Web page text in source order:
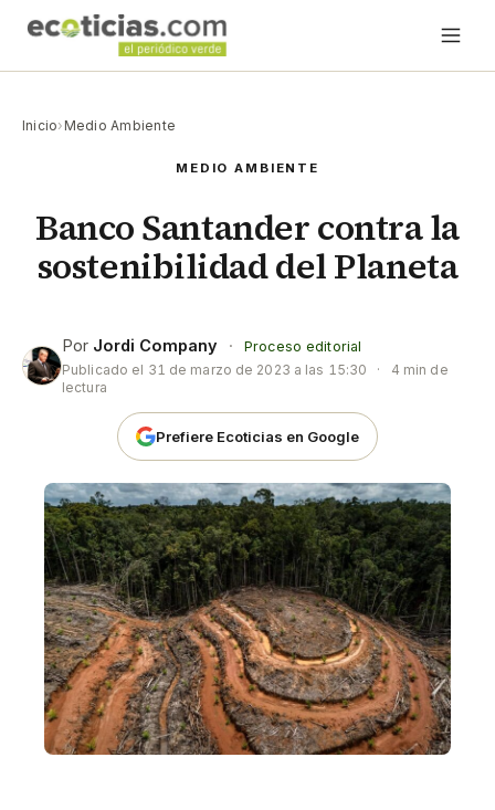
Inicio› Medio Ambiente
MEDIO AMBIENTE
Banco Santander contra la
sostenibilidad del Planeta
Por Jordi Company ·
Proceso editorial
Publicado el 31 de marzo de 2023 a las 15:30 ·
4 min de
lectura
Prefiere Ecoticias en Google